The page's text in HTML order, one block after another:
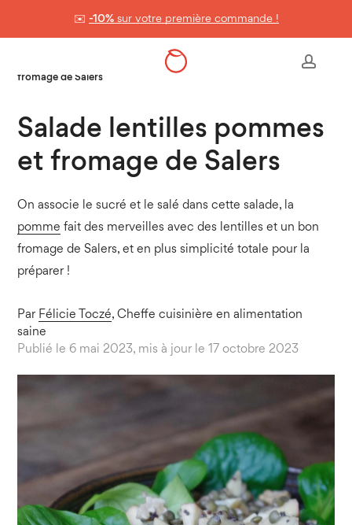
content
✉️ -10%sur votre première commande !
Panier
> Salade lentilles pommes et
fromage de Salers
Salade lentilles pommes
et fromage de Salers
On associe le sucré et le salé dans cette salade, la
pomme fait des merveilles avec des lentilles et un bon
fromage de Salers, et en plus simplicité totale pour la
préparer !
Par Félicie Toczé, Cheffe cuisinière en alimentation
saine
Publié le 6 mai 2023, mis à jour le 17 octobre 2023